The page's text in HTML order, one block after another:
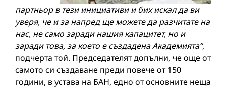
партньор в тези инициативи и бих искал да ви
уверя, че и за напред ще можете да разчитате на
нас, не само заради нашия капацитет, но и
заради това, за което е създадена Академията“,
подчерта той. Председателят допълни, че още от
самото си създаване преди повече от 150
години, в устава на БАН, едно от основните неща